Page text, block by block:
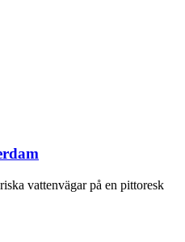
vattenvägar på en pittoresk